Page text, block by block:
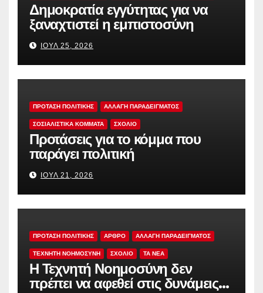
Δημοκρατία εγγύτητας για να
ξαναχτιστεί η εμπιστοσύνη
ΙΟΎΛ 25, 2026
ΠΡΟΤΑΣΗ ΠΟΛΙΤΙΚΗΣ ΑΛΛΑΓΗ ΠΑΡΑΔΕΙΓΜΑΤΟΣ
ΣΟΣΙΑΛΙΣΤΙΚΆ ΚΌΜΜΑΤΑ ΣΧΟΛΙΟ
Προτάσεις για το κόμμα που
παράγει πολιτική
ΙΟΎΛ 21, 2026
ΠΡΟΤΑΣΗ ΠΟΛΙΤΙΚΗΣ ΑΡΘΡΟ ΑΛΛΑΓΗ ΠΑΡΑΔΕΙΓΜΑΤΟΣ
ΤΕΧΝΗΤΗ ΝΟΗΜΟΣΥΝΗ ΣΧΟΛΙΟ TA NEA
Η Τεχνητή Νοημοσύνη δεν
πρέπει να αφεθεί στις δυνάμεις